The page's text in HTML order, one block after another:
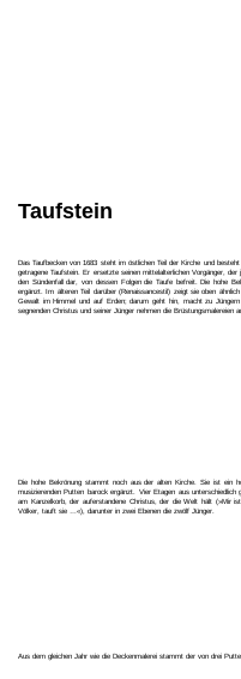
Taufstein
Das Taufbecken von 1683 steht im östlichen Teil der Kirche und
getragene Taufstein. Er ersetzte seinen mittelalterlichen Vorgänger,
den Sündenfall dar, von dessen Folgen die Taufe befreit. Die hohe
ergänzt. Im älteren Teil darüber (Renaissancestil) zeigt sie oben
Gewalt im Himmel und auf Erden; darum geht hin, macht zu
segnenden Christus und seiner Jünger nehmen die Brüstungsmalereien
Die hohe Bekrönung stammt noch aus der alten Kirche. Sie ist ein
musizierenden Putten barock ergänzt. Vier Etagen aus
am Kanzelkorb, der auferstandene Christus, der die Welt hält (»Mir
Völker, tauft sie …«), darunter in zwei Ebenen die zwölf Jünger.
Aus dem gleichen Jahr wie die Deckenmalerei stammt der von drei